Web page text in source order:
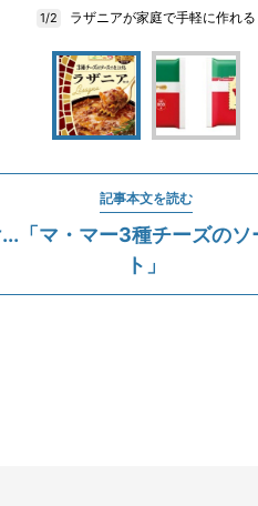
1/2 ラザニアが家庭で手軽に作れる
記事本文を読む
「マ・マー3種チーズの
ト」